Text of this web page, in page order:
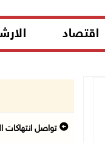
اقتصاد
تواصل انتهاكات